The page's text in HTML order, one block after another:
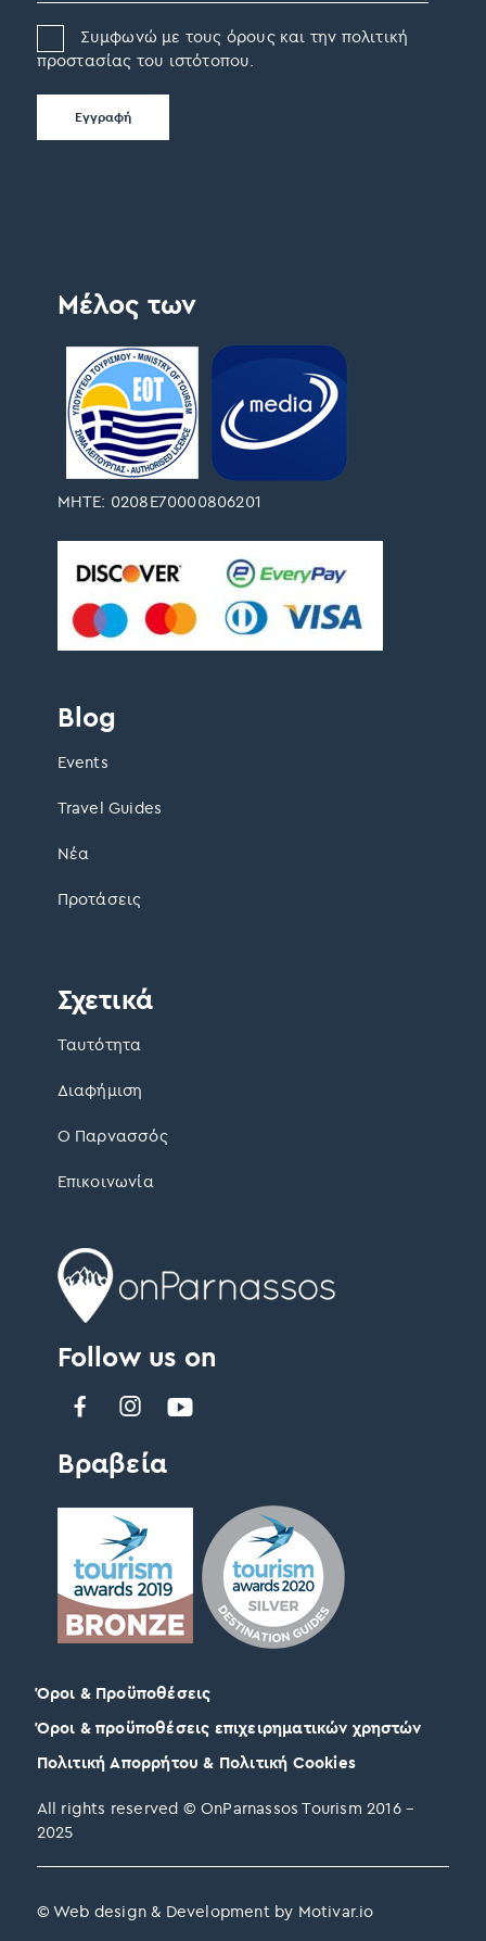
Συμφωνώ με τους όρους και την πολιτική
προστασίας του ιστότοπου.
Follow us on
Βραβεία
Μέλος των
ΜΗΤΕ: 0208Ε70000806201
Σχετικά
Ταυτότητα
Διαφήμιση
Ο Παρνασσός
Επικοινωνία
Blog
Events
Travel Guides
Νέα
Προτάσεις
All rights reserved © OnParnassos Tourism 2016 –
2025
Όροι & Προϋποθέσεις
Όροι & προϋποθέσεις επιχειρηματικών χρηστών
Πολιτική Απορρήτου & Πολιτική Cookies
© Web design & Development by Motivar.io